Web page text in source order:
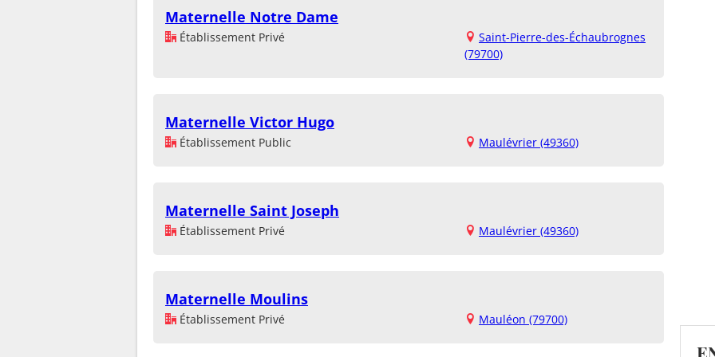
Maternelle Notre Dame
Établissement Privé
Saint-Pierre-des-Échaubrognes
(79700)
Maternelle Victor Hugo
Établissement Public Maulévrier (49360)
Maternelle Saint Joseph
Établissement Privé Maulévrier (49360)
Maternelle Moulins
Établissement Privé Mauléon (79700)